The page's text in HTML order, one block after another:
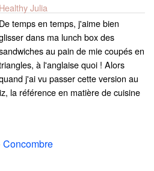
Healthy Julia
De temps en temps, j'aime bien
dans ma lunch box des
au pain de mie coupés en
à l'anglaise quoi ! Alors
j'ai vu passer cette version au
la référence en matière de cuisine
Concombre